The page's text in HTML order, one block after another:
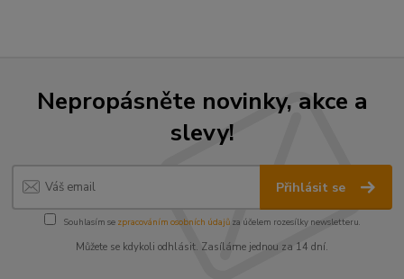
Nepropásněte novinky, akce a
slevy!
Přihlásit se
Souhlasím se zpracováním osobních údajůza účelem rozesílky newsletteru.
Můžete se kdykoli odhlásit. Zasíláme jednou za 14 dní.